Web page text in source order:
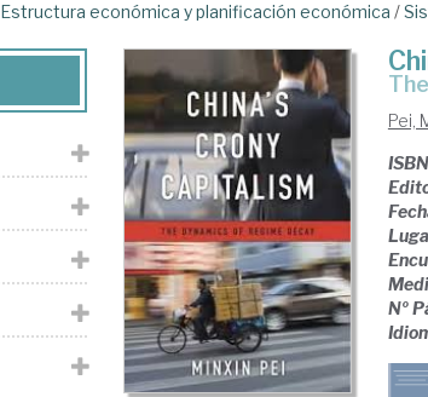
Estructura económica y planificación económica /
Pei,
Nº